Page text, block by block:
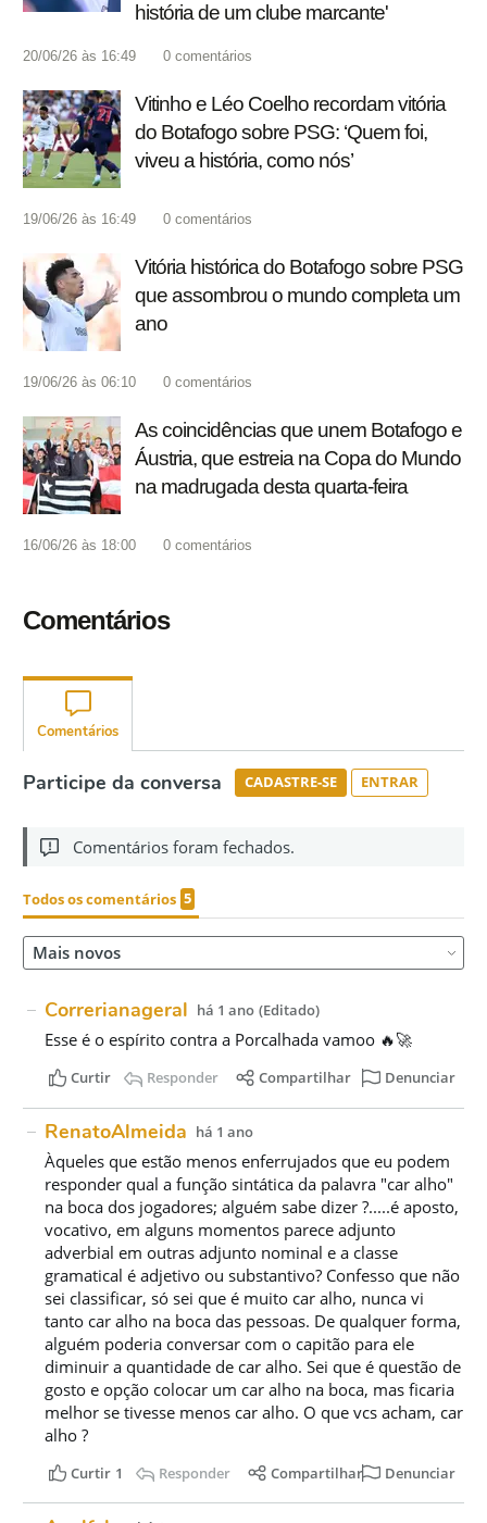
história de um clube marcante'
20/06/26 às 16:49 0 comentários
Vitinho e Léo Coelho recordam vitória
do Botafogo sobre PSG: ‘Quem foi,
viveu a história, como nós’
19/06/26 às 16:49 0 comentários
Vitória histórica do Botafogo sobre PSG
que assombrou o mundo completa um
ano
19/06/26 às 06:10 0 comentários
As coincidências que unem Botafogo e
Áustria, que estreia na Copa do Mundo
na madrugada desta quarta-feira
16/06/26 às 18:00 0 comentários
Comentários